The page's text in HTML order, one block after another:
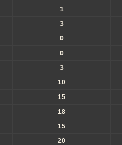
1
3
0
0
3
10
15
18
15
20